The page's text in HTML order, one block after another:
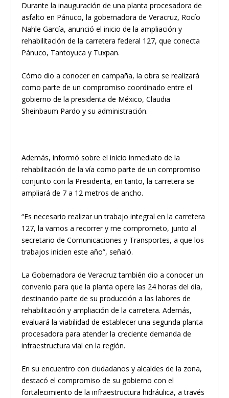
Durante la inauguración de una planta procesadora de
asfalto en Pánuco, la gobernadora de Veracruz, Rocío
Nahle García, anunció el inicio de la ampliación y
rehabilitación de la carretera federal 127, que conecta
Pánuco, Tantoyuca y Tuxpan.
Cómo dio a conocer en campaña, la obra se realizará
como parte de un compromiso coordinado entre el
gobierno de la presidenta de México, Claudia
Sheinbaum Pardo y su administración.
Además, informó sobre el inicio inmediato de la
rehabilitación de la vía como parte de un compromiso
conjunto con la Presidenta, en tanto, la carretera se
ampliará de 7 a 12 metros de ancho.
“Es necesario realizar un trabajo integral en la carretera
127, la vamos a recorrer y me comprometo, junto al
secretario de Comunicaciones y Transportes, a que los
trabajos inicien este año”, señaló.
La Gobernadora de Veracruz también dio a conocer un
convenio para que la planta opere las 24 horas del día,
destinando parte de su producción a las labores de
rehabilitación y ampliación de la carretera. Además,
evaluará la viabilidad de establecer una segunda planta
procesadora para atender la creciente demanda de
infraestructura vial en la región.
En su encuentro con ciudadanos y alcaldes de la zona,
destacó el compromiso de su gobierno con el
fortalecimiento de la infraestructura hidráulica, a través